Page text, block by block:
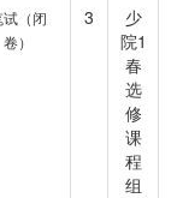
试（闭
卷）
3
少
院1
春
选
修
课
程
组